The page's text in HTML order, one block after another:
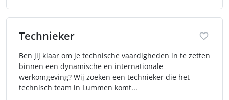
Technieker
Ben jij klaar om je technische vaardigheden in te zetten
binnen een dynamische en internationale
werkomgeving? Wij zoeken een technieker die het
technisch team in Lummen komt...